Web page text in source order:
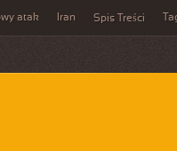
atak Iran Spis Treści